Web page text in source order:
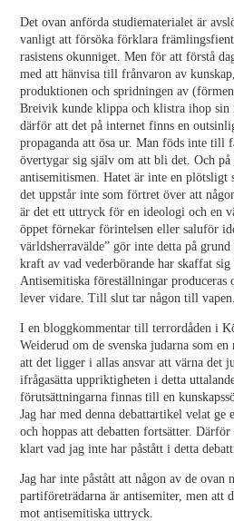
Det ovan anförda studiematerialet är
vanligt att försöka förklara
rasistens okunniget. Men för att förstå
med att hänvisa till frånvaron av
produktionen och spridningen av
Breivik kunde klippa och klistra ihop sin
därför att det på internet finns en
propaganda att ösa ur. Man föds inte till
övertygar sig själv om att bli det. Och på
antisemitismen. Hatet är inte en plötsligt
det uppstår inte som förtret över att
är det ett uttryck för en ideologi och en
öppet förnekar förintelsen eller saluför
världsherravälde” gör inte detta på
kraft av vad vederbörande har skaffat
Antisemitiska föreställningar produceras
lever vidare. Till slut tar någon till vapen.
I en bloggkommentar till terrordåden i
Weiderud om de svenska judarna som
att det ligger i allas ansvar att värna det
ifrågasätta uppriktigheten i detta
förutsättningarna finnas till en
Jag har med denna debattartikel velat ge
och hoppas att debatten fortsätter.
klart vad jag inte har påstått i detta
Jag har inte påstått att någon av de ovan
partiföreträdarna är antisemiter, men att
mot antisemitiska uttryck.